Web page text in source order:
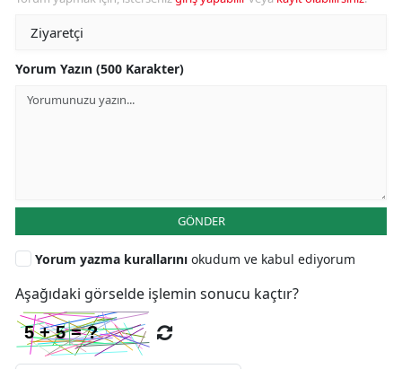
Yorum Yazın (500 Karakter)
GÖNDER
Yorum yazma kurallarını okudum ve kabul ediyorum
Aşağıdaki görselde işlemin sonucu kaçtır?